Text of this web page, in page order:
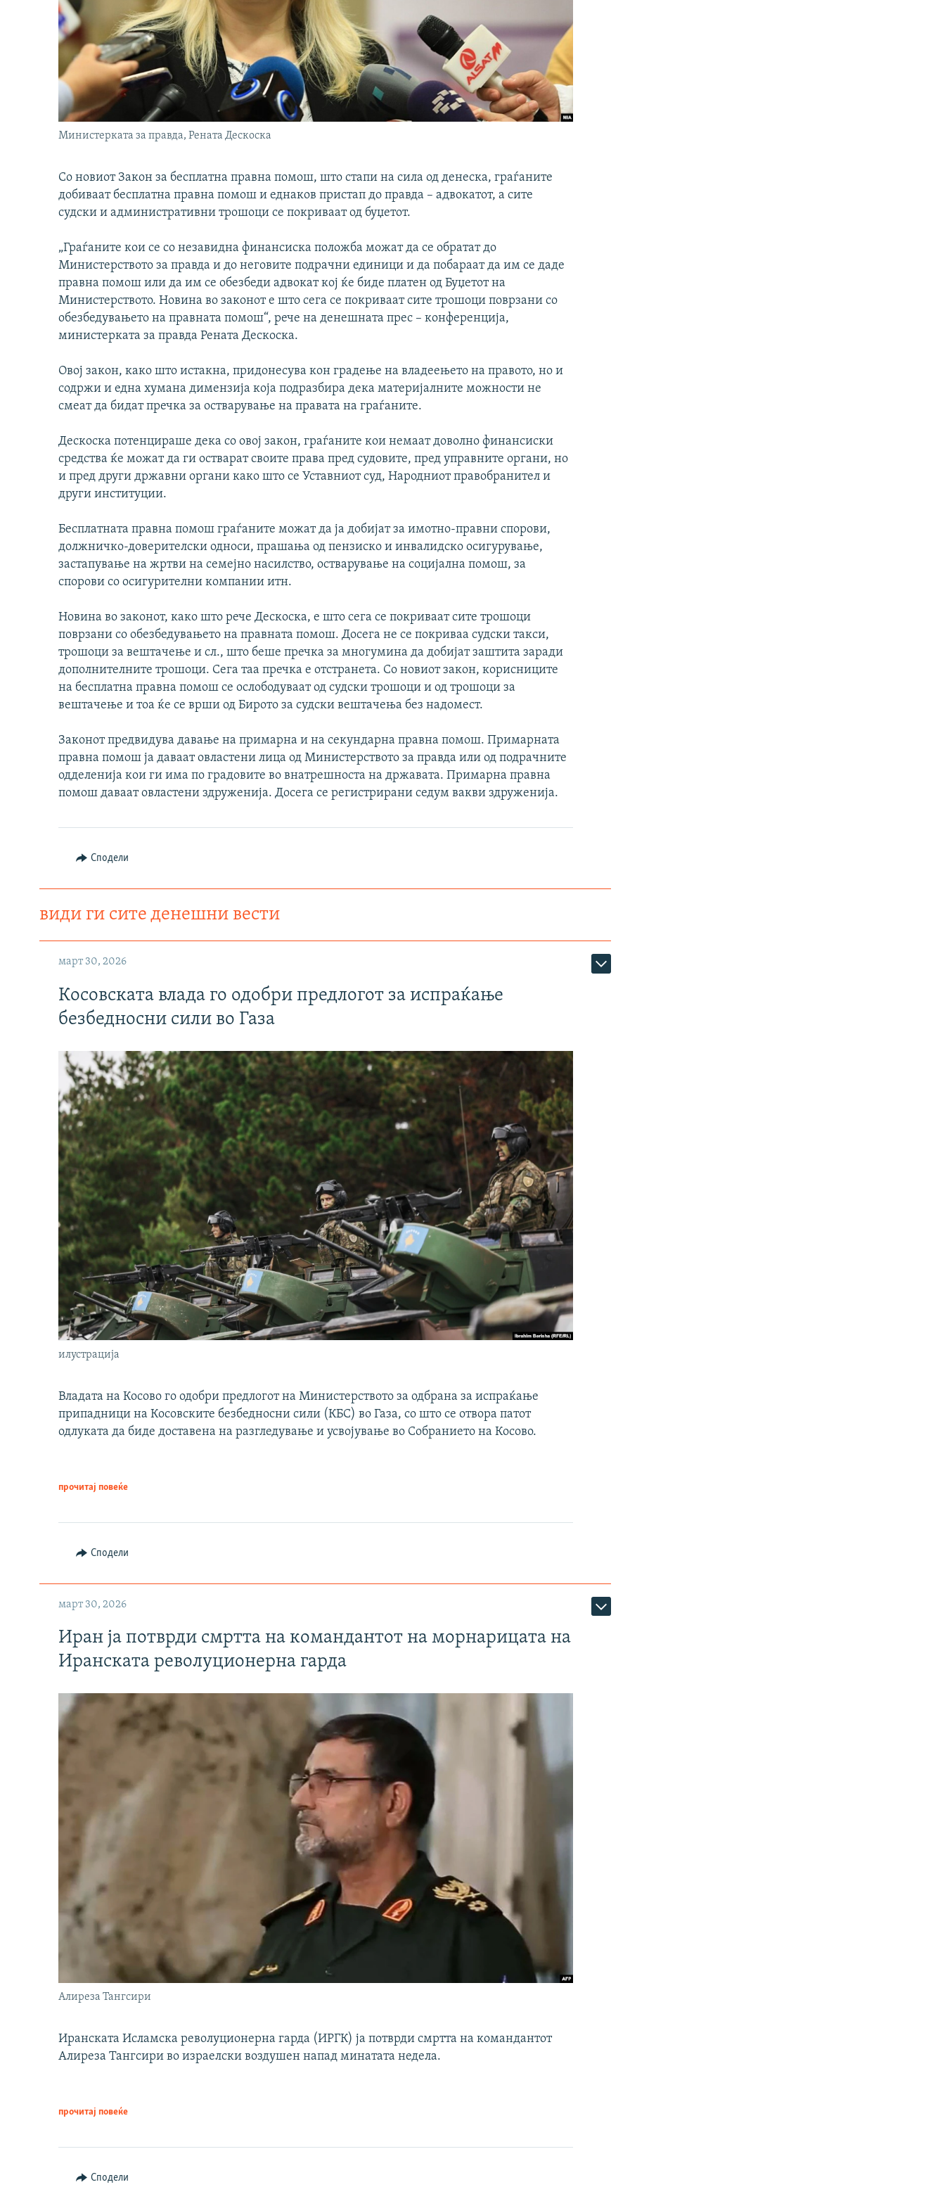
Министерката за правда, Рената Дескоска
Со новиот Закон за бесплатна правна помош, што стапи на сила од денеска, граѓаните
добиваат бесплатна правна помош и еднаков пристап до правда – адвокатот, а сите
судски и административни трошоци се покриваат од буџетот.
„Граѓаните кои се со незавидна финансиска положба можат да се обратат до
Министерството за правда и до неговите подрачни единици и да побараат да им се даде
правна помош или да им се обезбеди адвокат кој ќе биде платен од Буџетот на
Министерството. Новина во законот е што сега се покриваат сите трошоци поврзани со
обезбедувањето на правната помош“, рече на денешната прес – конференција,
министерката за правда Рената Дескоска.
Овој закон, како што истакна, придонесува кон градење на владеењето на правото, но и
содржи и една хумана димензија која подразбира дека материјалните можности не
смеат да бидат пречка за остварување на правата на граѓаните.
Дескоска потенцираше дека со овој закон, граѓаните кои немаат доволно финансиски
средства ќе можат да ги остварат своите права пред судовите, пред управните органи, но
и пред други државни органи како што се Уставниот суд, Народниот правобранител и
други институции.
Бесплатната правна помош граѓаните можат да ја добијат за имотно-правни спорови,
должничко-доверителски односи, прашања од пензиско и инвалидско осигурување,
застапување на жртви на семејно насилство, остварување на социјална помош, за
спорови со осигурителни компании итн.
Новина во законот, како што рече Дескоска, е што сега се покриваат сите трошоци
поврзани со обезбедувањето на правната помош. Досега не се покриваа судски такси,
трошоци за вештачење и сл., што беше пречка за многумина да добијат заштита заради
дополнителните трошоци. Сега таа пречка е отстранета. Со новиот закон, корисниците
на бесплатна правна помош се ослободуваат од судски трошоци и од трошоци за
вештачење и тоа ќе се врши од Бирото за судски вештачења без надомест.
Законот предвидува давање на примарна и на секундарна правна помош. Примарната
правна помош ја даваат овластени лица од Министерството за правда или од подрачните
одделенија кои ги има по градовите во внатрешноста на државата. Примарна правна
помош даваат овластени здруженија. Досега се регистрирани седум вакви здруженија.
Сподели
види ги сите денешни вести
март 30, 2026
Косовската влада го одобри предлогот за испраќање
безбедносни сили во Газа
илустрација
Владата на Косово го одобри предлогот на Министерството за одбрана за испраќање
припадници на Косовските безбедносни сили (КБС) во Газа, со што се отвора патот
одлуката да биде доставена на разгледување и усвојување во Собранието на Косово.
прочитај повеќе
Сподели
март 30, 2026
Иран ја потврди смртта на командантот на морнарицата на
Иранската револуционерна гарда
Алиреза Тангсири
Иранската Исламска револуционерна гарда (ИРГК) ја потврди смртта на командантот
Алиреза Тангсири во израелски воздушен напад минатата недела.
прочитај повеќе
Сподели